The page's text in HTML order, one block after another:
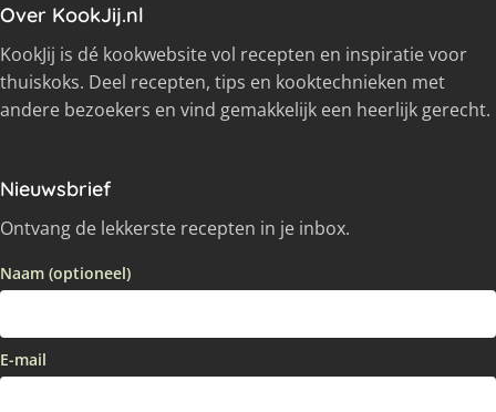
Over KookJij.nl
KookJij is dé kookwebsite vol recepten en inspiratie voor
thuiskoks. Deel recepten, tips en kooktechnieken met
andere bezoekers en vind gemakkelijk een heerlijk gerecht.
Nieuwsbrief
Ontvang de lekkerste recepten in je inbox.
Naam (optioneel)
E-mail